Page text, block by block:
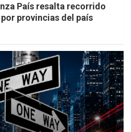
País resalta recorrido
provincias del país